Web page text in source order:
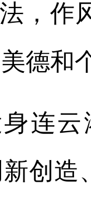
，作
德和
连
创造